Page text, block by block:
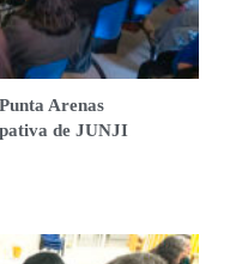
Arenas
de JUNJI